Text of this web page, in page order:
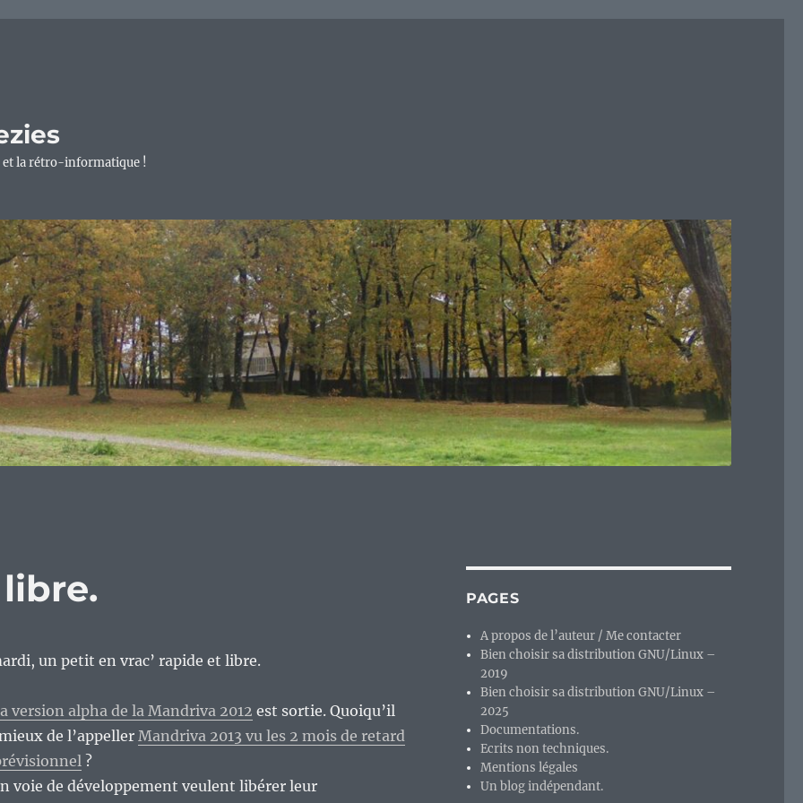
et la rétro-informatique !
un petit en vrac’ rapide et libre.
version alpha de la Mandriva 2012 est sortie. Quoiqu’il
de l’appeller Mandriva 2013 vu les 2 mois de retard
?
voie de développement veulent libérer leur
PAGES
A propos de l’auteur / Me contacter
Bien choisir sa distribution GNU/Linux –
2019
Bien choisir sa distribution GNU/Linux –
2025
Documentations.
Ecrits non techniques.
Mentions légales
Un blog indépendant.